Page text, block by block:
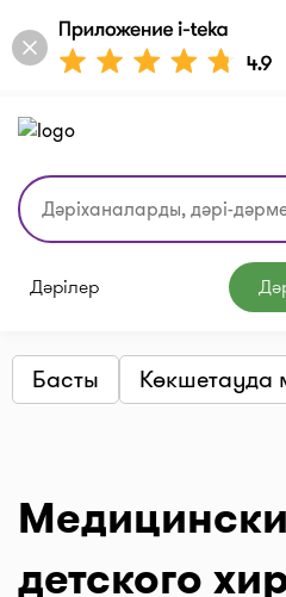
Дәрілер
Басты Көкшетауда
детского